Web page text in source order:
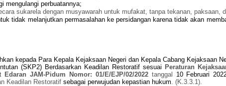
mengulangi perbuatannya;
sukarela dengan musyawarah untuk mufakat, tanpa tekanan, paksaan,
tidak melanjutkan permasalahan ke persidangan karena tidak akan
kepada Para Kepala Kejaksaan Negeri dan Kepala Cabang Kejaksaan
(SKP2) Berdasarkan Keadilan Restoratif sesuai Peraturan
Edaran JAM-Pidum Nomor: 01/E/EJP/02/2022 tanggal 10 Februari
Keadilan Restoratif sebagai perwujudan kepastian hukum. (K.3.3.1).